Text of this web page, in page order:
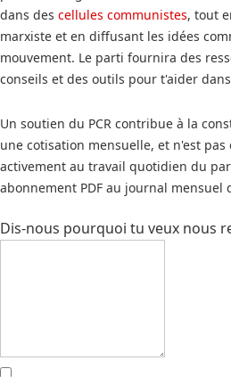
dans des cellules communistes, tout
marxiste et en diffusant les idées
mouvement. Le parti fournira des
conseils et des outils pour t'aider
Un soutien du PCR contribue à la
une cotisation mensuelle, et n'est
activement au travail quotidien du
abonnement PDF au journal mensuel
Dis-nous pourquoi tu veux nous